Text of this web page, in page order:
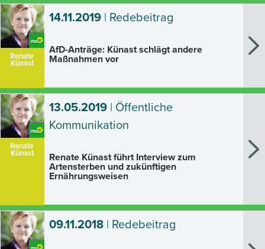
Renate
Künast
14.11.2019| Redebeitrag
AfD-Anträge: Künast schlägt andere
Maßnahmen vor
Renate
Künast
13.05.2019| Öffentliche
Kommunikation
Renate Künast führt Interview zum
Artensterben und zukünftigen
Ernährungsweisen
09.11.2018| Redebeitrag